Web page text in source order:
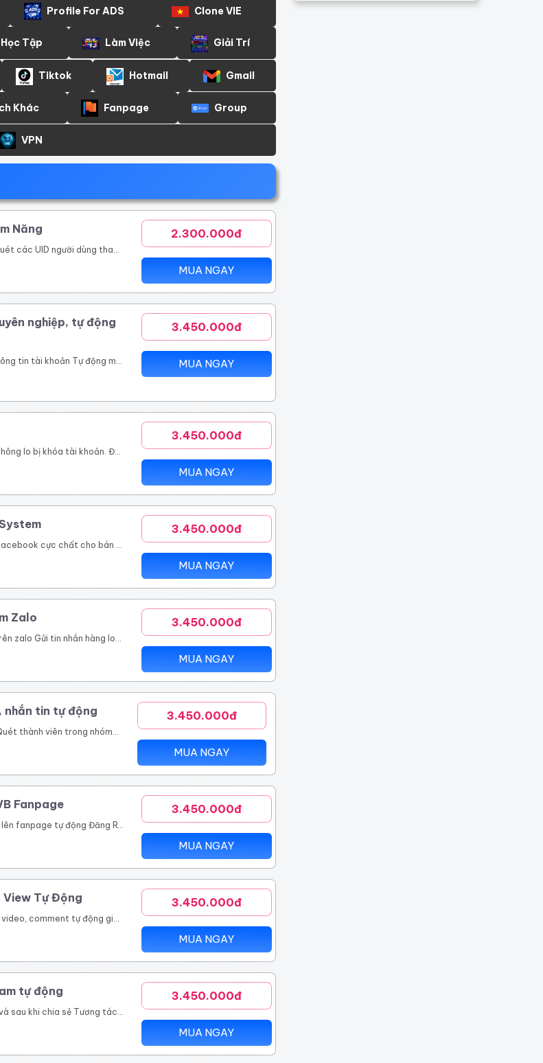
Profile For ADS Clone VIE
Học Tập Làm Việc Giải Trí
Tiktok Hotmail Gmail
Khác Fanpage Group
VPN
Năng
có lượng tương tác khủng. Ngoài đánh giá phản ứng người dùng (like/tym, giận dữ…), công cụ thu thập và phân tích comment khách hàng đưa ra đánh giá toàn diện nhất.
2.300.000đ
MUA NGAY
nghiệp, tự động
dựng và copy ảnh nội dung tài khoản đang nuôi theo 1 tài khoản mẫu
3.450.000đ
MUA NGAY
đến khách hàng trên nhiều kênh như group, fanpage, profile Là giải pháp marketing, quảng cáo, đăng tin bán hàng hoàn toàn tự động và chuyên nghiệp
3.450.000đ
MUA NGAY
bán hàng online Tăng view, tăng mắt xem, comment, chia sẻ livestream Nhắn tin đến khách hàng tiềm năng tự động
3.450.000đ
MUA NGAY
Zalo
SĐT có sẵn. Kết bạn zalo hàng loạt theo thành viên nhóm Tăng thành viên nhóm zalo nhanh chóng Mời bạn bè tham gia nhóm zalo theo danh sách bạn bè. Mời bạn bè tham gia nhóm zalo theo số điện thoại có sẵn.
3.450.000đ
MUA NGAY
nhắn tin tự động
Tool telegram join nhóm tự động
3.450.000đ
MUA NGAY
Fanpage
tự động Tạo fanpage số lượng lớn
3.450.000đ
MUA NGAY
View Tự Động
Đăng Tải: SVB Tiktok cho phép seeding thông qua video và đăng tải tự động, giúp tiết kiệm thời gian và nâng cao hiệu suất.
3.450.000đ
MUA NGAY
tự động
tham gia nhóm theo danh sách UID Group có sẵn Công cụ không giới hạn nhóm tham gia Hỗ trợ chạy nhiều tài khoản cùng lúc nhanh chóng, tiện lợi
3.450.000đ
MUA NGAY